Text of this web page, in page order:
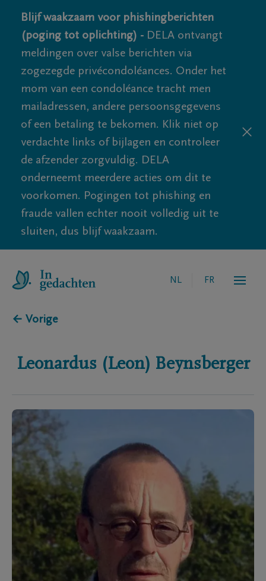
Blijf waakzaam voor phishingberichten
(poging tot oplichting) - DELA ontvangt
meldingen over valse berichten via
zogezegde privécondoléances. Onder het
mom van een condoléance tracht men
mailadressen, andere persoonsgegevens
of een betaling te bekomen. Klik niet op
verdachte links of bijlagen en controleer
de afzender zorgvuldig. DELA
onderneemt meerdere acties om dit te
voorkomen. Pogingen tot phishing en
fraude vallen echter nooit volledig uit te
sluiten, dus blijf waakzaam.
NL FR
← Vorige
Leonardus (Leon) Beynsberger